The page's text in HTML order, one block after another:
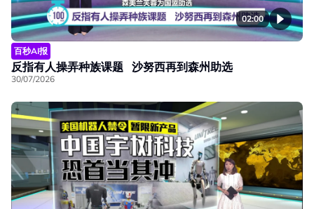
02:00
百秒AI报
反指有人操弄种族课题 沙努西再到森州助选
30/07/2026